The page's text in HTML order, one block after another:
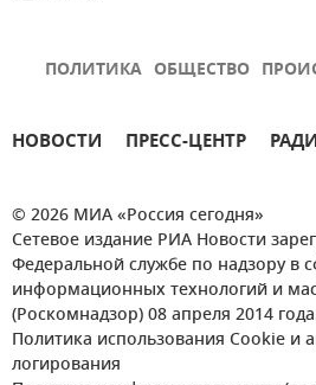
ПОЛИТИКА ОБЩЕСТВО
НОВОСТИ ПРЕСС-ЦЕНТР
© 2026 МИА «Россия сегодня»
Сетевое издание РИА Новости
Федеральной службе по надзору в
информационных технологий и
(Роскомнадзор) 08 апреля 2014
Политика использования Cookie и
логирования